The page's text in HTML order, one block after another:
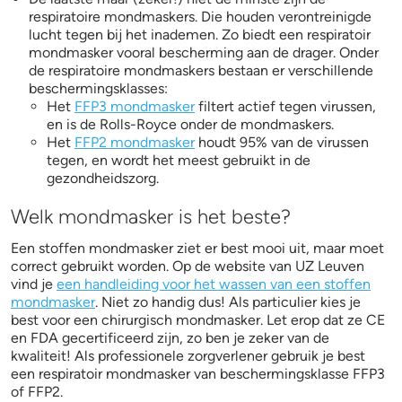
respiratoire mondmaskers. Die houden verontreinigde
lucht tegen bij het inademen. Zo biedt een respiratoir
mondmasker vooral bescherming aan de drager. Onder
de respiratoire mondmaskers bestaan er verschillende
beschermingsklasses:
Het FFP3 mondmaskerfiltert actief tegen virussen,
en is de Rolls-Royce onder de mondmaskers.
Het FFP2 mondmaskerhoudt 95% van de virussen
tegen, en wordt het meest gebruikt in de
gezondheidszorg.
Welk mondmasker is het beste?
Een stoffen mondmasker ziet er best mooi uit, maar moet
correct gebruikt worden. Op de website van UZ Leuven
vind je een handleiding voor het wassen van een stoffen
mondmasker. Niet zo handig dus! Als particulier kies je
best voor een chirurgisch mondmasker. Let erop dat ze CE
en FDA gecertificeerd zijn, zo ben je zeker van de
kwaliteit! Als professionele zorgverlener gebruik je best
een respiratoir mondmasker van beschermingsklasse FFP3
of FFP2.